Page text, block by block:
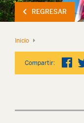
REGRESAR
Inicio
Compartir: